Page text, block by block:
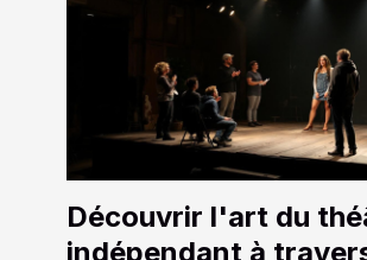
Découvrir l'art du
indépendant à